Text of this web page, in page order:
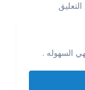
السهوله .